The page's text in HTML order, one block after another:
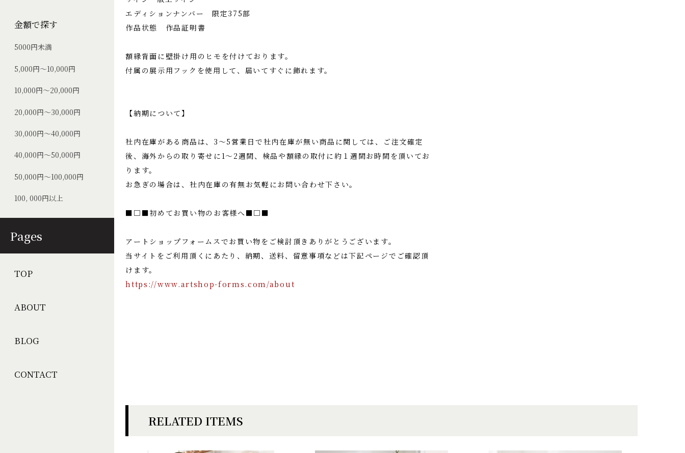
Pages
TOP
ABOUT
BLOG
CONTACT
金額で探す
5000円未満
5,000円～10,000円
10,000円～20,000円
20,000円～30,000円
30,000円～40,000円
40,000円～50,000円
50,000円～100,000円
100, 000円以上
エディションナンバー 限定375部
作品状態 作品証明書
額縁背面に壁掛け用のヒモを付けております。
付属の展示用フックを使用して、届いてすぐに飾れます。
【納期について】
社内在庫がある商品は、3〜5営業日で社内在庫が無い商品に関しては、ご注文確定
後、海外からの取り寄せに1〜2週間、検品や額縁の取付に約１週間お時間を頂いてお
ります。
お急ぎの場合は、社内在庫の有無お気軽にお問い合わせ下さい。
■□■初めてお買い物のお客様へ■□■
アートショップフォームスでお買い物をご検討頂きありがとうございます。
当サイトをご利用頂くにあたり、納期、送料、留意事項などは下記ページでご確認頂
けます。
https://www.artshop-forms.com/about
RELATED ITEMS